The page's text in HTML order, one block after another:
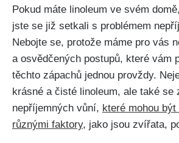
Pokud máte linoleum ve svém
jste se již ⁣setkali s problémem
Nebojte se, protože máme pro vás
a‌ osvědčených postupů, které vám
těchto zápachů jednou provždy.
krásné a‍ čisté linoleum, ale také se
nepříjemných vůní, které mohou
různými faktory, jako jsou zvířata,